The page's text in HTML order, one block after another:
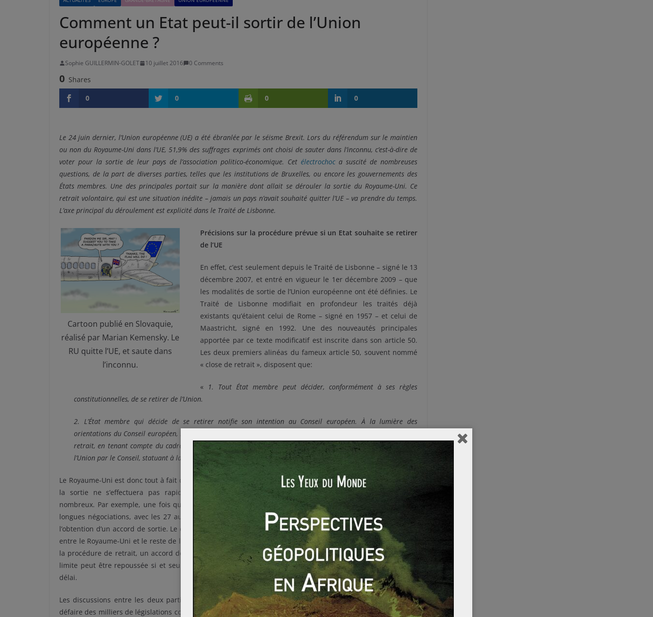
Comment un Etat peut-il sortir de l’Union
européenne ?
Sophie GUILLERMIN-GOLET 10 juillet 2016 0 Comments
0 Shares
0
0 0 0
Le 24 juin dernier, l’Union européenne (UE) a été ébranlée par le séisme Brexit. Lors du référendum sur le maintien
ou non du Royaume-Uni dans l’UE, 51,9% des suffrages exprimés ont choisi de sauter dans l’inconnu, c’est-à-dire de
voter pour la sortie de leur pays de l’association politico-économique. Cetélectrochoca suscité de nombreuses
questions, de la part de diverses parties, telles que les institutions de Bruxelles, ou encore les gouvernements des
États membres. Une des principales portait sur la manière dont allait se dérouler la sortie du Royaume-Uni. Ce
retrait volontaire, qui est une situation inédite – jamais un pays n’avait souhaité quitter l’UE – va prendre du temps.
L’axe principal du déroulement est explicité dans le Traité de Lisbonne.
Cartoon publié en Slovaquie,
réalisé par Marian Kemensky. Le
RU quitte l’UE, et saute dans
l’inconnu.
Précisions sur la procédure prévue si un Etat souhaite se retirer
de l’UE
En effet, c’est seulement depuis le Traité de Lisbonne – signé le 13
décembre 2007, et entré en vigueur le 1er décembre 2009 – que
les modalités de sortie de l’Union européenne ont été définies. Le
Traité de Lisbonne modifiait en profondeur les traités déjà
existants qu’étaient celui de Rome – signé en 1957 – et celui de
Maastricht, signé en 1992. Une des nouveautés principales
apportée par ce texte modificatif est inscrite dans son article 50.
Les deux premiers alinéas du fameux article 50, souvent nommé
« close de retrait », disposent que:
« 1. Tout État membre peut décider, conformément à ses règles
constitutionnelles, de se retirer de l’Union.
2. L’État membre qui décide de se retirer notifie son intention au Conseil européen. À la lumière des
orientations du Conseil européen, l’Union négocie et conclut avec cet État un accord fixant les modalités de son
retrait, en tenant compte du cadre de ses relations futures avec l’Union. Cet accord (…) est conclu au nom de
l’Union par le Conseil, statuant à la majorité qualifiée, après approbation du Parlement européen.
Le Royaume-Uni est donc tout à fait dans son droit de demander un retrait volontaire unilatéral. Cependant,
la sortie ne s’effectuera pas rapidement, et les obstacles à surmonter paraissent actuellement très
nombreux. Par exemple, une fois que le gouvernement aura notifié son intention au Conseil européen, de
longues négociations, avec les 27 autres Etats membres, vont débuter. Ces négociations devront aboutir à
l’obtention d’un accord de sortie. Le contenu de cet accord devra fixer comment se dérouleront les relations
entre le Royaume-Uni et le reste de l’UE. De plus, à partir du moment où le Royaume-Uni décidera de lancer
la procédure de retrait, un accord devra obligatoirement être trouvé dans les deux années à venir. La date
limite peut être repoussée si et seulement si le Conseil européen vote à l’unanimité la prolongation de ce
délai.
Les discussions entre les deux parties concernées seront certainement longues et compliquées. Il faudra
défaire des milliers de législations communes. En parallèle, le Royaume-Uni devra légiférer rapidement pour